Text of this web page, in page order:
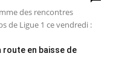
des rencontres
de Ligue 1 ce vendredi :
route en baisse de